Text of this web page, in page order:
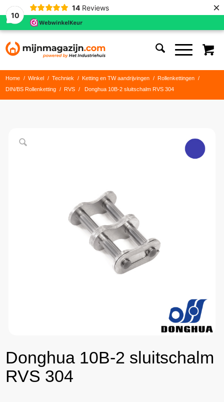
10
14 Reviews ×
Home / Winkel / Techniek / Ketting en TW aandrijvingen / Rollenkettingen
/
DIN/BS Rollenketting
/ RVS / Donghua 10B-2 sluitschalm RVS 304
Donghua 10B-2 sluitschalm
RVS 304